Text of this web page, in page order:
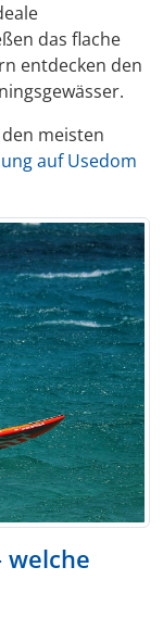
das flache
entdecken den
meisten
auf Usedom
welche